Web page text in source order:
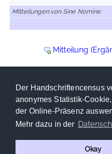
Der Handschriftencensus
anonymes Statistik-
der Online-Präsenz
Mehr dazu in der
Okay
Mitteilungen von Sine Nomine
Mitteilung